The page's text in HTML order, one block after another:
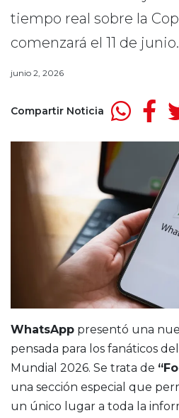
tiempo real sobre la
comenzará el 11 de junio.
junio 2, 2026
Compartir Noticia
WhatsApp presentó una
pensada para los fanáticos
Mundial 2026. Se trata de
una sección especial que
un único lugar a toda la